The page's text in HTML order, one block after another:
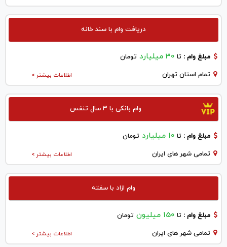
دریافت وام با سند خانه
مبلغ وام : تا 30 میلیارد تومان
اطلاعات بیشتر > تمام استان تهران
وام بانکی با ۳ سال تنفس
مبلغ وام : تا 10 میلیارد تومان
اطلاعات بیشتر > تمامی شهر های ایران
وام ازاد با سفته
مبلغ وام : تا 150 میلیون تومان
اطلاعات بیشتر > تمامی شهر های ایران